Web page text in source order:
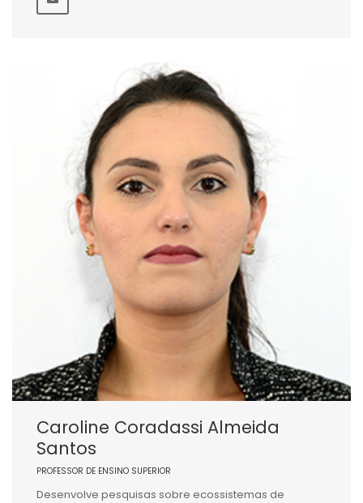
Caroline Coradassi Almeida
Santos
PROFESSOR DE ENSINO SUPERIOR
Desenvolve pesquisas sobre ecossistemas de